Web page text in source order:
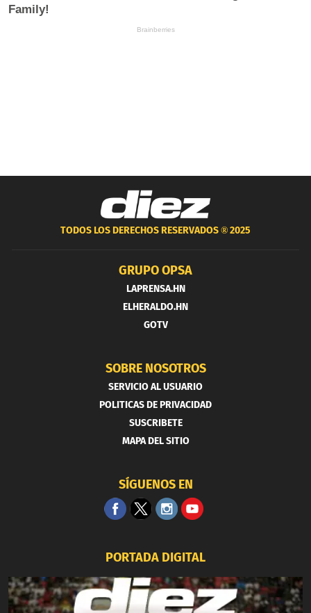
TODOS LOS DERECHOS RESERVADOS ®2025
GRUPO OPSA
LAPRENSA.HN
ELHERALDO.HN
GOTV
SOBRE NOSOTROS
SERVICIO AL USUARIO
POLITICAS DE PRIVACIDAD
SUSCRIBETE
MAPA DEL SITIO
SÍGUENOS EN
PORTADA DIGITAL